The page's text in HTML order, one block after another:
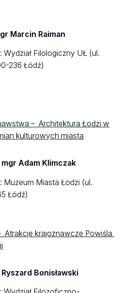
Marcin Raiman
Wydział Filologiczny UŁ (ul.
236 Łódź)
– Architektura Łodzi w
kulturowych miasta
mgr Adam Klimczak
Muzeum Miasta Łodzi (ul.
Łódź)
Atrakcje krajoznawcze Powiśla,
Ryszard Bonisławski